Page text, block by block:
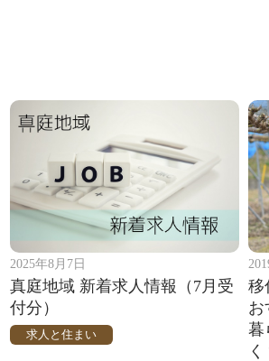
2025年8月7日
真庭地域 新着求人情報（7月受
付分）
求人と住まい
移
お
暮
く